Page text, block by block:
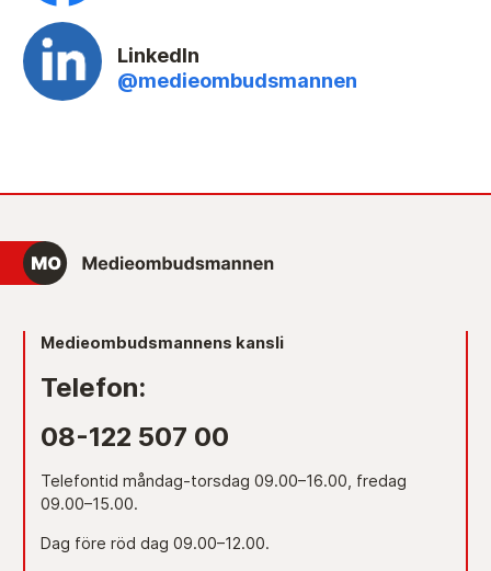
LinkedIn
@medieombudsmannen
Medieombudsmannens kansli
Telefon:
08-122 507 00
Telefontid måndag-torsdag 09.00–16.00, fredag
09.00–15.00.
Dag före röd dag 09.00–12.00.